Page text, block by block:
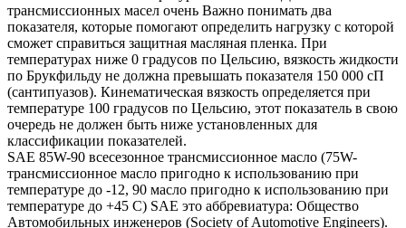
трансмиссионных масел очень Важно понимать два
показателя, которые помогают определить нагрузку с которой
сможет справиться защитная масляная пленка. При
температурах ниже 0 градусов по Цельсию, вязкость жидкости
по Брукфильду не должна превышать показателя 150 000 сП
(сантипуазов). Кинематическая вязкость определяется при
температуре 100 градусов по Цельсию, этот показатель в свою
очередь не должен быть ниже установленных для
классификации показателей.
SAE 85W-90 всесезонное трансмиссионное масло (75W-
трансмиссионное масло пригодно к использованию при
температуре до -12, 90 масло пригодно к использованию при
температуре до +45 С) SAE это аббревиатура: Общество
Автомобильных инженеров (Society of Automotive Engineers).